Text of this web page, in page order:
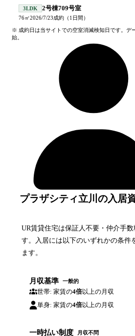
3LDK 2号棟709号室
76㎡2026/7/23成約 （1 日間）
※ 成約日は当サイトでの空室消滅検知日です。デ
始。
プラザシティ立川の入居
UR賃貸住宅は保証人不要・仲介手
す。入居には以下のいずれかの条件
ます。
月収基準 一般的
世帯: 家賃の4倍以上の月収
単身: 家賃の4倍以上の月収
一時払い制度 月収不問